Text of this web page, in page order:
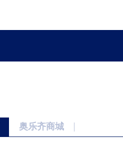
奥乐齐商城